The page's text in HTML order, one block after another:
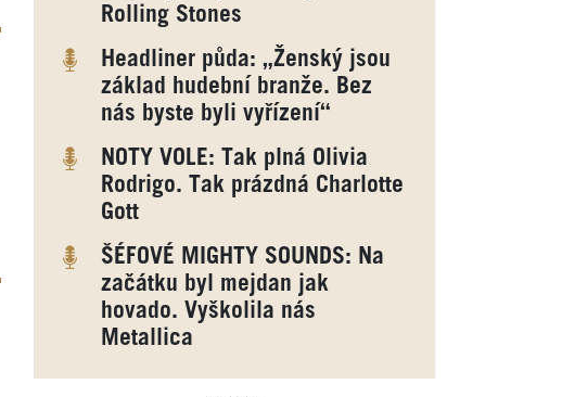
Rolling Stones
Headliner půda: „Ženský jsou
základ hudební branže. Bez
nás byste byli vyřízení“
NOTY VOLE: Tak plná Olivia
Rodrigo. Tak prázdná Charlotte
Gott
ŠÉFOVÉ MIGHTY SOUNDS: Na
začátku byl mejdan jak
hovado. Vyškolila nás
Metallica